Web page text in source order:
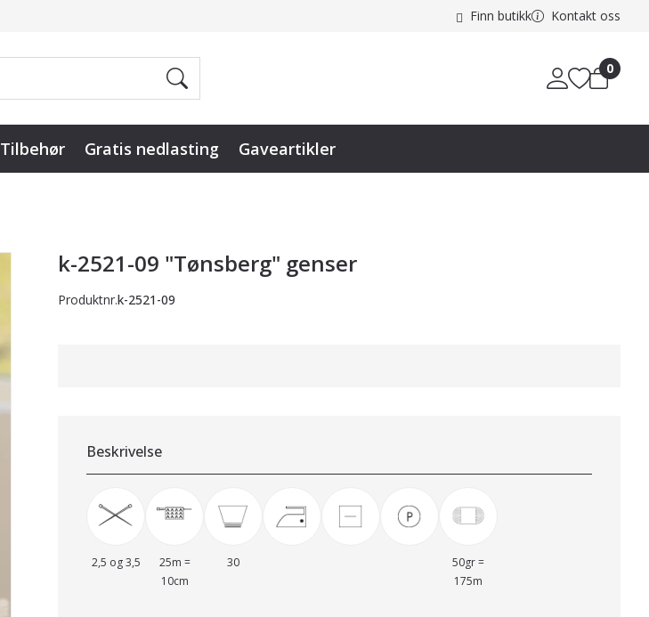
Finn butikk Kontakt oss
0
Tilbehør Gratis nedlasting Gaveartikler
k-2521-09 "Tønsberg" genser
Produktnr.k-2521-09
Beskrivelse
2,5 og 3,5
25m =
10cm
30
50gr =
175m